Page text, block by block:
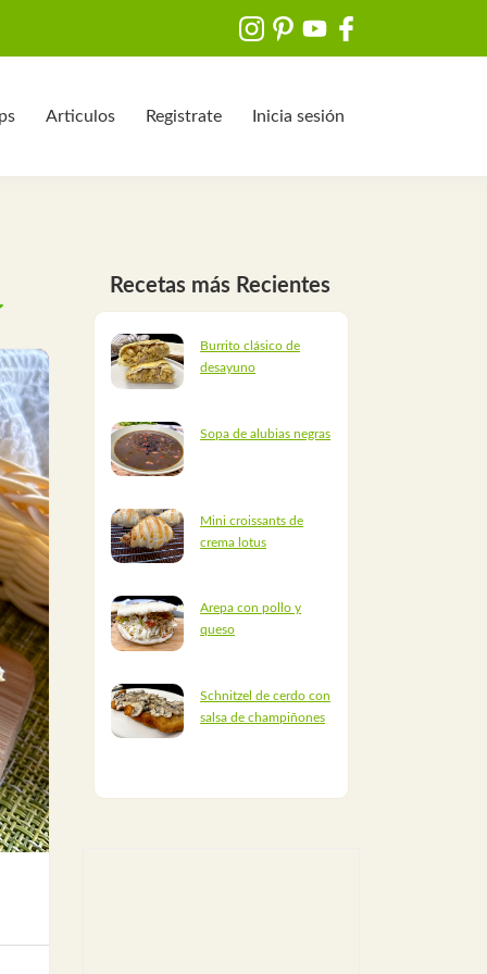
Articulos Registrate Inicia sesión
Recetas más Recientes
Burrito clásico de
desayuno
Sopa de alubias negras
Mini croissants de
crema lotus
Arepa con pollo y
queso
Schnitzel de cerdo con
salsa de champiñones